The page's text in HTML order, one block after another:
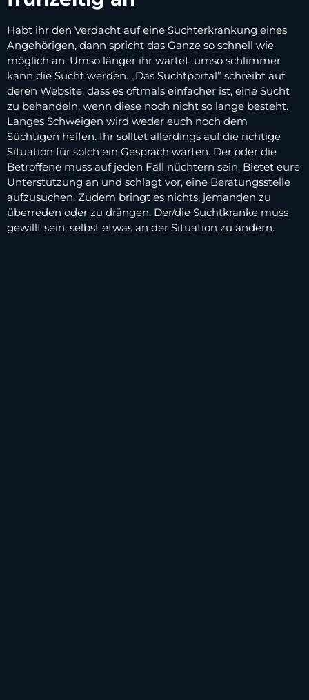
Habt ihr den Verdacht auf eine Suchterkrankung eines
Angehörigen, dann spricht das Ganze so schnell wie
möglich an. Umso länger ihr wartet, umso schlimmer
kann die Sucht werden. „Das Suchtportal” schreibt auf
deren Website, dass es oftmals einfacher ist, eine Sucht
zu behandeln, wenn diese noch nicht so lange besteht.
Langes Schweigen wird weder euch noch dem
Süchtigen helfen. Ihr solltet allerdings auf die richtige
Situation für solch ein Gespräch warten. Der oder die
Betroffene muss auf jeden Fall nüchtern sein. Bietet eure
Unterstützung an und schlagt vor, eine Beratungsstelle
aufzusuchen. Zudem bringt es nichts, jemanden zu
überreden oder zu drängen. Der/die Suchtkranke muss
gewillt sein, selbst etwas an der Situation zu ändern.